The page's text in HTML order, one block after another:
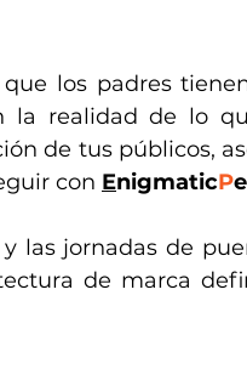
los padres
la realidad de lo
de tus públicos,
con EnigmaticP
las jornadas de
de marca